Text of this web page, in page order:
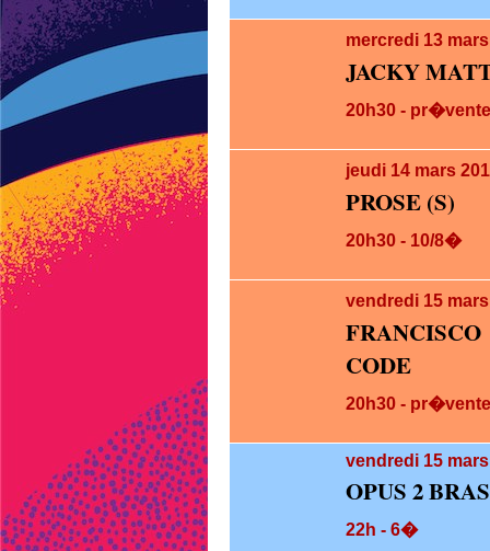
mercredi 13
JACKY
20h30 -
jeudi 14 mars
PROSE (S)
20h30 - 10/8�
vendredi 15
CODE
20h30 -
vendredi 15
OPUS 2
22h - 6�